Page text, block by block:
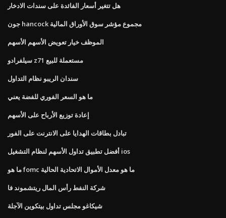
هل تتغير أسعار الفائدة على سندات الادخار
جون hancock مجموع مؤشر سوق الأوراق المالية
الموظف خيار تعويض الأسهم الأسهم
سيلفرادو z71 مستعملة للبيع
سندان الريبو نظام التداول
ما هو السعر الفوري للفضة يعني
إعادة توزيع الأرباح على الأسهم
تبادل بطاقات الهدايا على الانترنت على الفور
أفضل تطبيق تداول الأسهم لنظام التشغيل ios
ما هو fomc ما هو معدل الأموال الاتحادية الحالية
شركة النفط رأس المال ريتشموند فا
شيكاغو مجلس تداول بيتكوين الآجلة